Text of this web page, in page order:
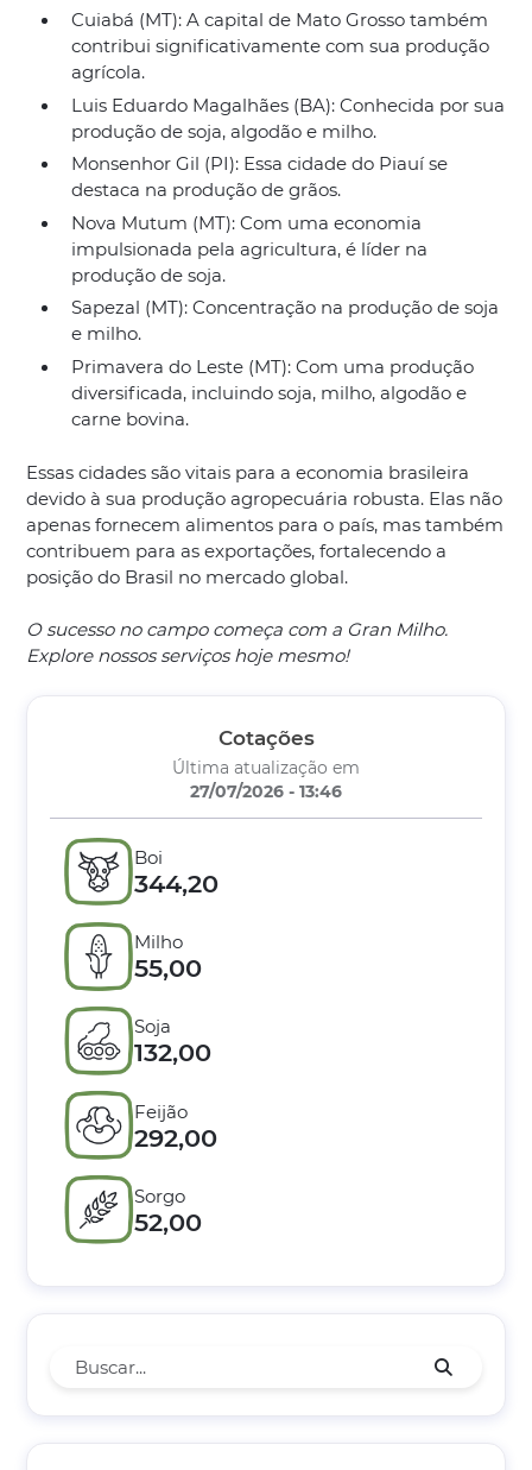
Cuiabá (MT): A capital de Mato Grosso também
contribui significativamente com sua produção
agrícola.
Luis Eduardo Magalhães (BA): Conhecida por sua
produção de soja, algodão e milho.
Monsenhor Gil (PI): Essa cidade do Piauí se
destaca na produção de grãos.
Nova Mutum (MT): Com uma economia
impulsionada pela agricultura, é líder na
produção de soja.
Sapezal (MT): Concentração na produção de soja
e milho.
Primavera do Leste (MT): Com uma produção
diversificada, incluindo soja, milho, algodão e
carne bovina.
Essas cidades são vitais para a economia brasileira
devido à sua produção agropecuária robusta. Elas não
apenas fornecem alimentos para o país, mas também
contribuem para as exportações, fortalecendo a
posição do Brasil no mercado global.
O sucesso no campo começa com a Gran Milho.
Explore nossos serviços hoje mesmo!
Cotações
Última atualização em
27/07/2026 - 13:46
Boi
344,20
Milho
55,00
Soja
132,00
Feijão
292,00
Sorgo
52,00